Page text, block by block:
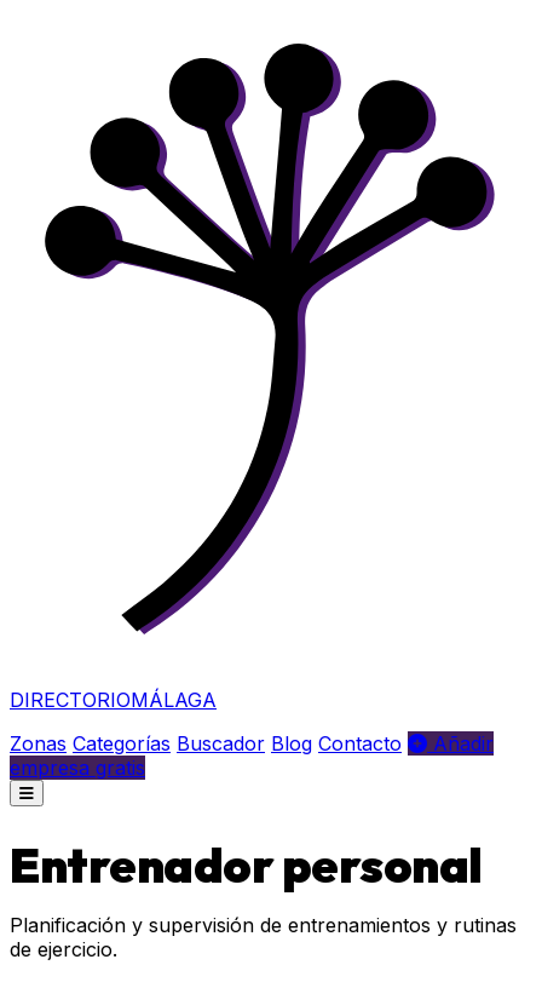
DIRECTORIOMÁLAGA
Zonas Categorías Buscador Blog Contacto
Añadir
empresa gratis
Entrenador personal
Planificación y supervisión de entrenamientos y rutinas
de ejercicio.